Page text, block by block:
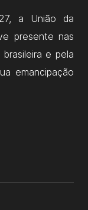
a União da
presente nas
e pela
emancipação